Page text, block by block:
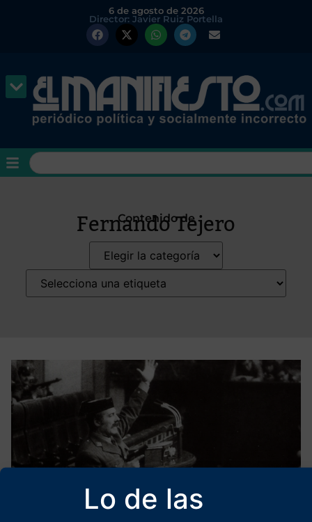
Lo de las
6 de agosto de 2026
Director: Javier Ruiz Portella
Contenido de
Fernando Tejero